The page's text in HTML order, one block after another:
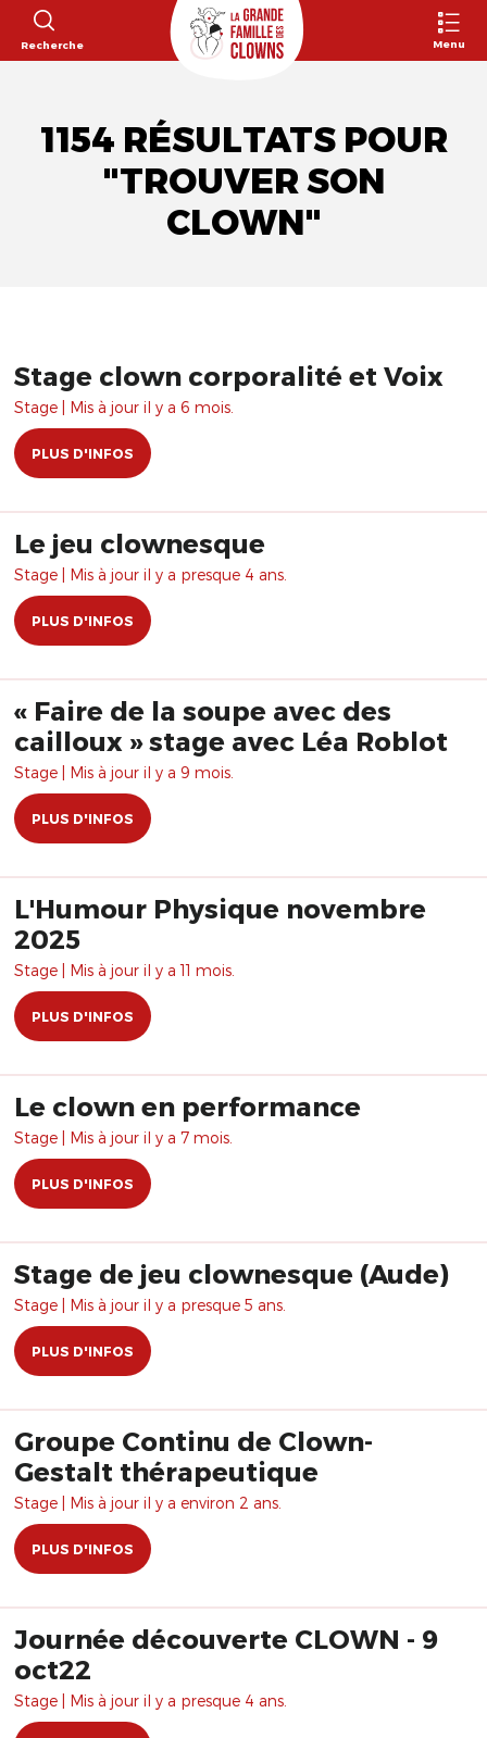
Recherche Menu
1154 RÉSULTATS POUR
"TROUVER SON
CLOWN"
Stage clown corporalité et Voix
Stage | Mis à jour il y a 6 mois.
PLUS D'INFOS
Le jeu clownesque
Stage | Mis à jour il y a presque 4 ans.
PLUS D'INFOS
« Faire de la soupe avec des
cailloux » stage avec Léa Roblot
Stage | Mis à jour il y a 9 mois.
PLUS D'INFOS
L'Humour Physique novembre
2025
Stage | Mis à jour il y a 11 mois.
PLUS D'INFOS
Le clown en performance
Stage | Mis à jour il y a 7 mois.
PLUS D'INFOS
Stage de jeu clownesque (Aude)
Stage | Mis à jour il y a presque 5 ans.
PLUS D'INFOS
Groupe Continu de Clown-
Gestalt thérapeutique
Stage | Mis à jour il y a environ 2 ans.
PLUS D'INFOS
Journée découverte CLOWN - 9
oct22
Stage | Mis à jour il y a presque 4 ans.